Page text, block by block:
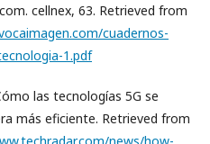
cellnex, 63. Retrieved from
cuadernos-
1.pdf
las tecnologías 5G se
más eficiente. Retrieved from